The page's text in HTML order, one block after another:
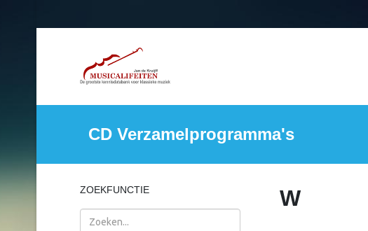
CD Verzamelprogramma's
ZOEKFUNCTIE
Zoeken
W